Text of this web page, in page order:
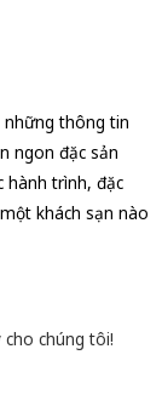
những thông tin
ngon đặc sản
hành trình, đặc
khách sạn nào
chúng tôi!